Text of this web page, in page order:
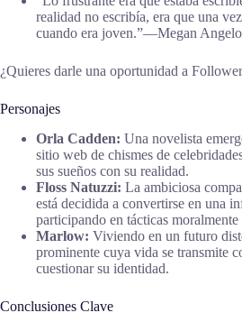
realidad no escribía, era que una
cuando era joven.”―Megan
¿Quieres darle una oportunidad a
Personajes
Orla Cadden: Una novelista
sitio web de chismes de
sus sueños con su realidad.
Floss Natuzzi: La ambiciosa
está decidida a convertirse en una
participando en tácticas moralmente
Marlow: Viviendo en un futuro
prominente cuya vida se transmite
cuestionar su identidad.
Conclusiones Clave